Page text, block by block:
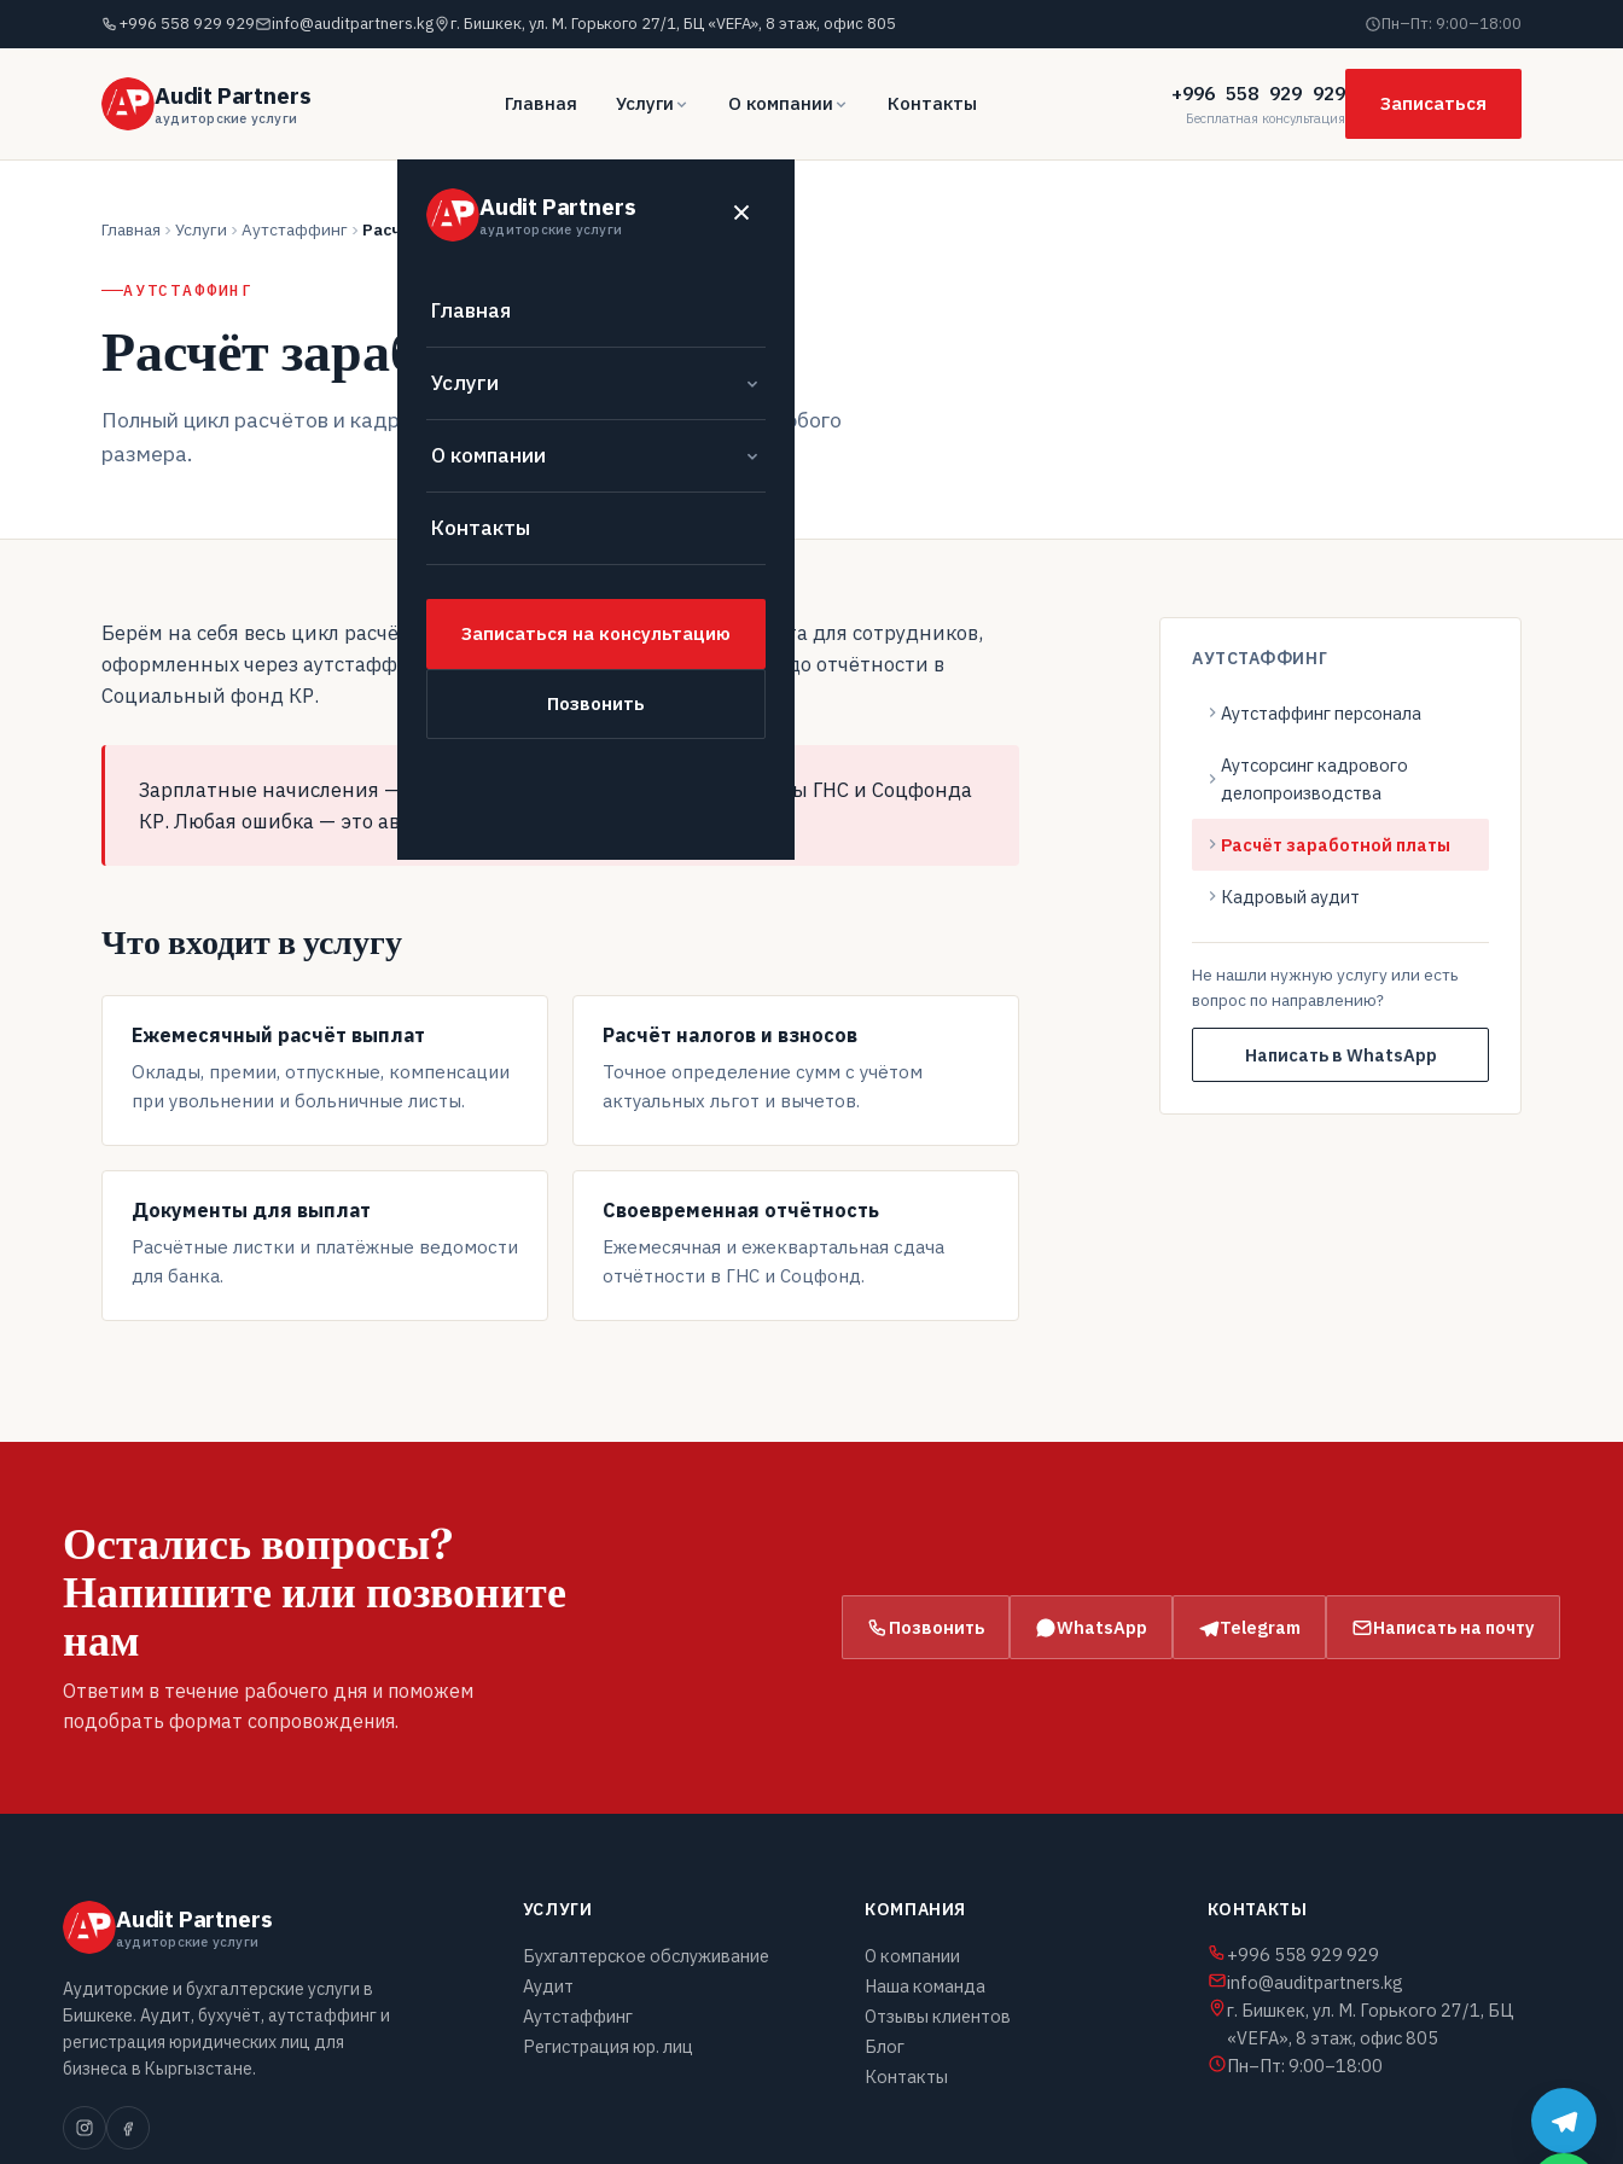
+996 558 929 929 info@auditpartners.kg г. Бишкек, ул. М. Горького 27/1, БЦ «VEFA», 8 этаж, офис 805 Пн–Пт: 9:00–18:00
Audit Partners
аудиторские услуги
Главная Услуги О компании Контакты +996 558 929 929
Бесплатная консультация
Записаться
Audit Partners
аудиторские услуги
Главная
Услуги
О компании
Контакты
Записаться на консультацию
Позвонить
Главная Услуги Аутстаффинг Расчёт заработной платы
АУТСТАФФИНГ
Расчёт заработной платы
Полный цикл расчётов и кадрового документооборота для штата любого
размера.
Берём на себя весь цикл расчётов, а также кадрового документооборота для сотрудников,
оформленных через аутстаффинг — от ежемесячного расчёта выплат до отчётности в
Социальный фонд КР.
Зарплатные начисления — зона повышенного внимания со стороны ГНС и Соцфонда
КР. Любая ошибка — это автоматические пени и штрафы.
Что входит в услугу
Ежемесячный расчёт выплат
Оклады, премии, отпускные, компенсации
при увольнении и больничные листы.
Расчёт налогов и взносов
Точное определение сумм с учётом
актуальных льгот и вычетов.
Документы для выплат
Расчётные листки и платёжные ведомости
для банка.
Своевременная отчётность
Ежемесячная и ежеквартальная сдача
отчётности в ГНС и Соцфонд.
АУТСТАФФИНГ
Аутстаффинг персонала
Аутсорсинг кадрового
делопроизводства
Расчёт заработной платы
Кадровый аудит
Не нашли нужную услугу или есть
вопрос по направлению?
Написать в WhatsApp
Остались вопросы?
Напишите или позвоните
нам
Ответим в течение рабочего дня и поможем
подобрать формат сопровождения.
Позвонить WhatsApp Telegram Написать на почту
Audit Partners
аудиторские услуги
Аудиторские и бухгалтерские услуги в
Бишкеке. Аудит, бухучёт, аутстаффинг и
регистрация юридических лиц для
бизнеса в Кыргызстане.
УСЛУГИ
Бухгалтерское обслуживание
Аудит
Аутстаффинг
Регистрация юр. лиц
КОМПАНИЯ
О компании
Наша команда
Отзывы клиентов
Блог
Контакты
КОНТАКТЫ
+996 558 929 929
info@auditpartners.kg
г. Бишкек, ул. М. Горького 27/1, БЦ
«VEFA», 8 этаж, офис 805
Пн–Пт: 9:00–18:00